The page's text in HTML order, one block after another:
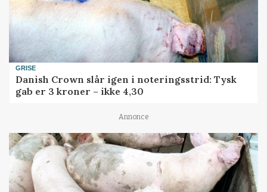
GRISE
Danish Crown slår igen i noteringsstrid: Tysk
gab er 3 kroner – ikke 4,30
Annonce